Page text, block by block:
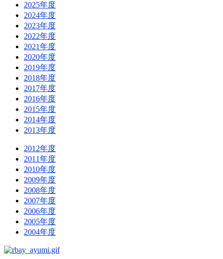
2025年度
2024年度
2023年度
2022年度
2021年度
2020年度
2019年度
2018年度
2017年度
2016年度
2015年度
2014年度
2013年度
2012年度
2011年度
2010年度
2009年度
2008年度
2007年度
2006年度
2005年度
2004年度